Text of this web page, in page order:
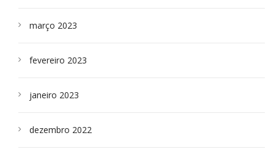
março 2023
fevereiro 2023
janeiro 2023
dezembro 2022